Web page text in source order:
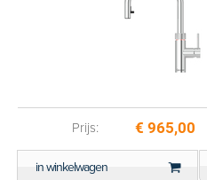
Prijs: € 965,00
in winkelwagen